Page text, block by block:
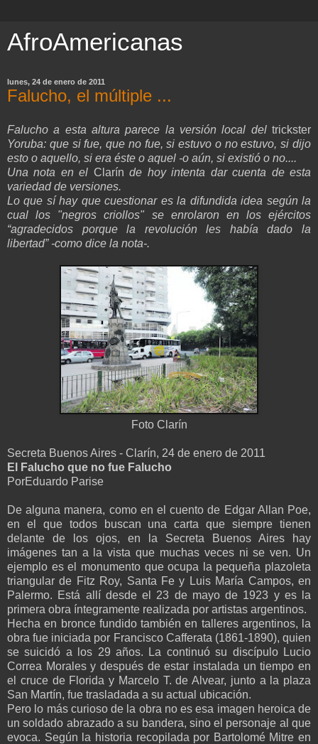
AfroAmericanas
lunes, 24 de enero de 2011
Falucho, el múltiple ...
Falucho a esta altura parece la versión local deltrickster
Yoruba: que si fue, que no fue, si estuvo o no estuvo, si dijo
esto o aquello, si era éste o aquel -o aún, si existió o no....
Una nota en el Clarínde hoy intenta dar cuenta de esta
variedad de versiones.
Lo que sí hay que cuestionar es la difundida idea según la
cual los "negros criollos" se enrolaron en los ejércitos
“agradecidos porque la revolución les había dado la
libertad” -como dice la nota-.
Foto Clarín
Secreta Buenos Aires - Clarín, 24 de enero de 2011
El Falucho que no fue Falucho
PorEduardo Parise
De alguna manera, como en el cuento de Edgar Allan Poe,
en el que todos buscan una carta que siempre tienen
delante de los ojos, en la Secreta Buenos Aires hay
imágenes tan a la vista que muchas veces ni se ven. Un
ejemplo es el monumento que ocupa la pequeña plazoleta
triangular de Fitz Roy, Santa Fe y Luis María Campos, en
Palermo. Está allí desde el 23 de mayo de 1923 y es la
primera obra íntegramente realizada por artistas argentinos.
Hecha en bronce fundido también en talleres argentinos, la
obra fue iniciada por Francisco Cafferata (1861-1890), quien
se suicidó a los 29 años. La continuó su discípulo Lucio
Correa Morales y después de estar instalada un tiempo en
el cruce de Florida y Marcelo T. de Alvear, junto a la plaza
San Martín, fue trasladada a su actual ubicación.
Pero lo más curioso de la obra no es esa imagen heroica de
un soldado abrazado a su bandera, sino el personaje al que
evoca. Según la historia recopilada por Bartolomé Mitre en